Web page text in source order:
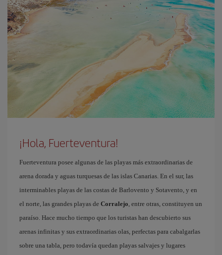
¡Hola, Fuerteventura!
Fuerteventura posee algunas de las playas más extraordinarias de
arena dorada y aguas turquesas de las islas Canarias. En el sur, las
interminables playas de las costas de Barlovento y Sotavento, y en
el norte, las grandes playas de Corralejo, entre otras, constituyen un
paraíso. Hace mucho tiempo que los turistas han descubierto sus
arenas infinitas y sus extraordinarias olas, perfectas para cabalgarlas
sobre una tabla, pero todavía quedan playas salvajes y lugares